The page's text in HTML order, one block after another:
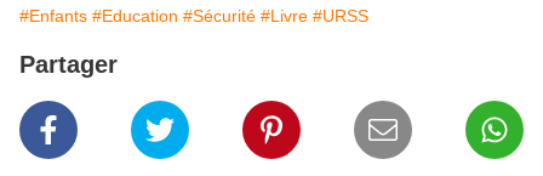
#Enfants #Education #Sécurité #Livre #URSS
Partager